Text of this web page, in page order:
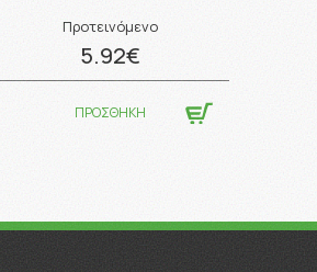
Προτεινόμενο
5.92€
ΠΡΟΣΘΗΚΗ